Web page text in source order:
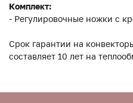
Комплект:
- Регулировочные ножки с
Срок гарантии на
составляет 10 лет на